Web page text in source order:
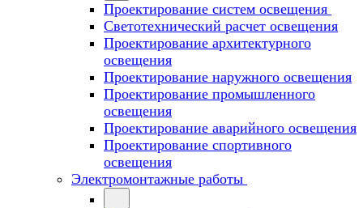
Проектирование систем освещения
Светотехнический расчет освещения
Проектирование архитектурного
освещения
Проектирование наружного освещения
Проектирование промышленного
освещения
Проектирование аварийного освещения
Проектирование спортивного
освещения
Электромонтажные работы